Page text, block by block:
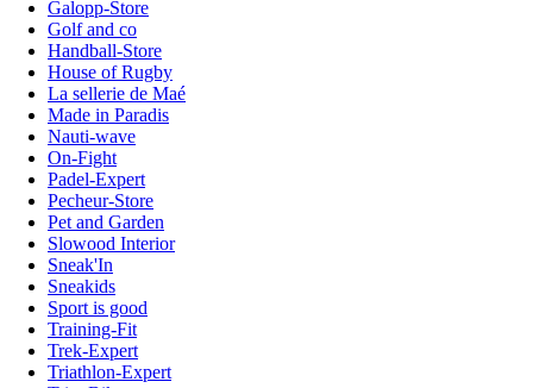
Galopp-Store
Golf and co
Handball-Store
House of Rugby
La sellerie de Maé
Made in Paradis
Nauti-wave
On-Fight
Padel-Expert
Pecheur-Store
Pet and Garden
Slowood Interior
Sneak'In
Sneakids
Sport is good
Training-Fit
Trek-Expert
Triathlon-Expert